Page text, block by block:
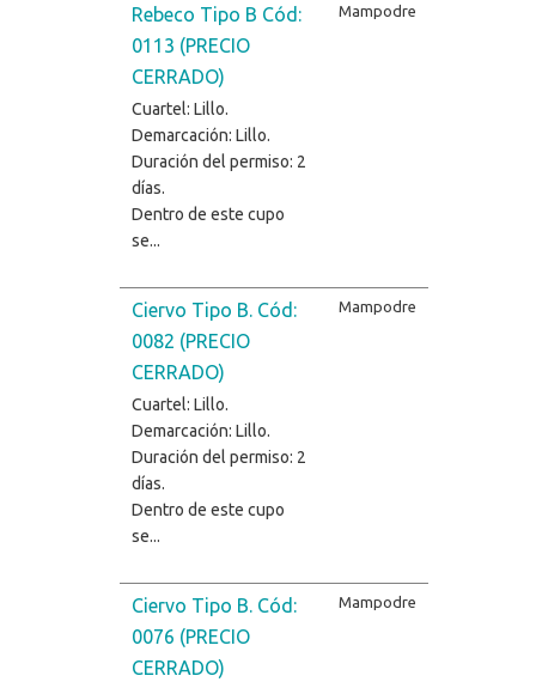
Rebeco Tipo B Cód:
0113 (PRECIO
CERRADO)
Cuartel: Lillo.
Demarcación: Lillo.
Duración del permiso: 2
días.
Dentro de este cupo
se...
Mampodre
Ciervo Tipo B. Cód:
0082 (PRECIO
CERRADO)
Cuartel: Lillo.
Demarcación: Lillo.
Duración del permiso: 2
días.
Dentro de este cupo
se...
Mampodre
Ciervo Tipo B. Cód:
0076 (PRECIO
CERRADO)
Mampodre